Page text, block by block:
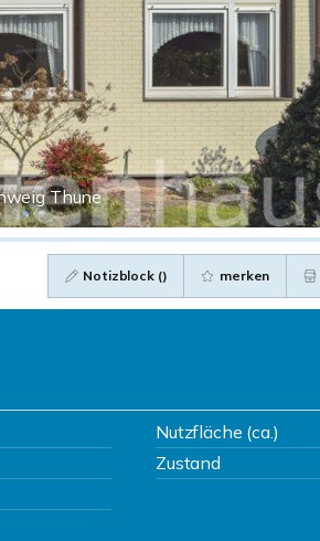
Thune
Notizblock () merken
Nutzfläche (ca.)
Zustand